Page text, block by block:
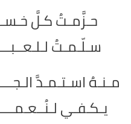
حـزَّمـتُ كـلَّ
سـلّـمـتُ
مـنـهُ اسـتـمـدَّ
يـكـفـي